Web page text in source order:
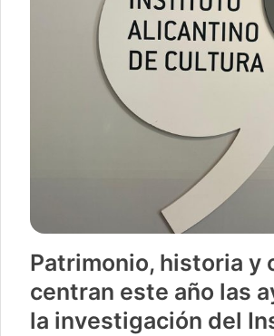
Vuelve «Cultura-
actividades para 13
municipios más